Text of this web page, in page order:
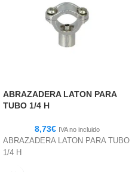
ABRAZADERA LATON PARA
TUBO 1/4 H
8,73€ IVA no incluido
ABRAZADERA LATON PARA TUBO
1/4 H